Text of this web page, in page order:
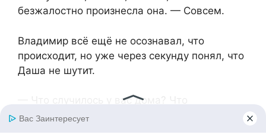
безжалостно произнесла она. — Совсем.
Владимир всё ещё не осознавал, что
происходит, но уже через секунду понял, что
Даша не шутит.
— Что случилось у вас дома? Что
произошло?— спросил он.